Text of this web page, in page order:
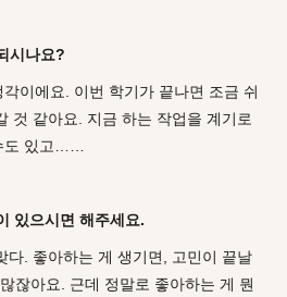
시나요?
이에요. 이번 학기가 끝나면 조금 쉬
것 같아요. 지금 하는 작업을 계기로
도 있고……
있으시면 해주세요.
. 좋아하는 게 생기면, 고민이 끝날
잖아요. 근데 정말로 좋아하는 게 뭔